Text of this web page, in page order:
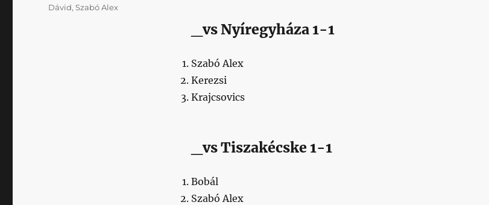
_vs Nyíregyháza 1-1
Szabó Alex
Kerezsi
Krajcsovics
_vs Tiszakécske 1-1
Bobál
Szabó Alex
Dávid,Szabó Alex